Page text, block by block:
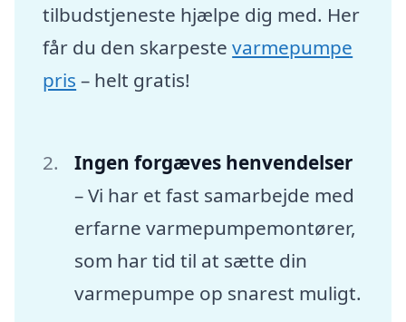
tilbudstjeneste hjælpe dig med. Her
får du den skarpestevarmepumpe
pris – helt gratis!
Ingen forgæves henvendelser
– Vi har et fast samarbejde med
erfarne varmepumpemontører,
som har tid til at sætte din
varmepumpe op snarest muligt.